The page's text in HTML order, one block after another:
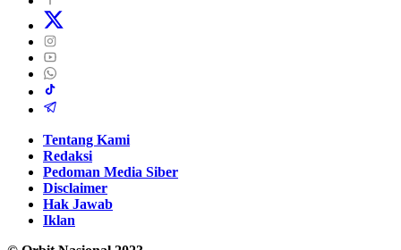
Tentang Kami
Redaksi
Pedoman Media Siber
Disclaimer
Hak Jawab
Iklan